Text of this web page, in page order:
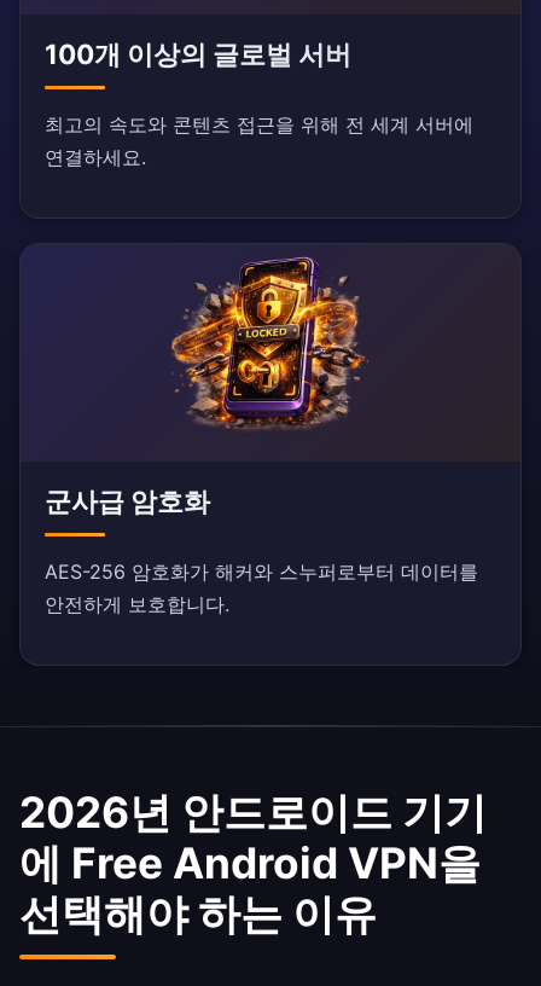
100개 이상의 글로벌 서버
최고의 속도와 콘텐츠 접근을 위해 전 세계 서버에
연결하세요.
군사급 암호화
AES-256 암호화가 해커와 스누퍼로부터 데이터를
안전하게 보호합니다.
2026년 안드로이드 기기
에 Free Android VPN을
선택해야 하는 이유